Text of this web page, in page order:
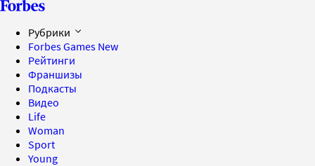
Рубрики
Forbes Games New
Рейтинги
Франшизы
Подкасты
Видео
Life
Woman
Sport
Young